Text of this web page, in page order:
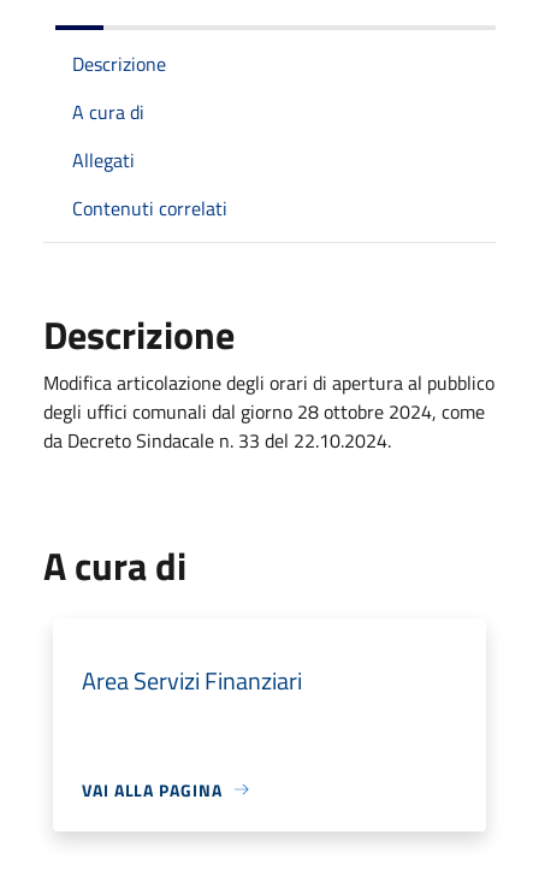
Descrizione
A cura di
Allegati
Contenuti correlati
Descrizione
Modifica articolazione degli orari di apertura al pubblico
degli uffici comunali dal giorno 28 ottobre 2024, come
da Decreto Sindacale n. 33 del 22.10.2024.
A cura di
Area Servizi Finanziari
VAI ALLA PAGINA